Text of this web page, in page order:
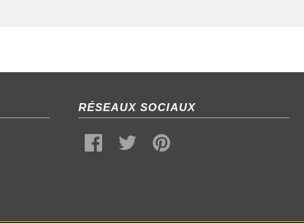
RÉSEAUX SOCIAUX